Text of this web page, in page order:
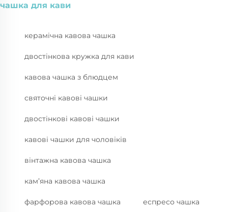
чашка для кави
керамічна кавова чашка
двостінкова кружка для кави
кавова чашка з блюдцем
святочні кавові чашки
двостінкові кавові чашки
кавові чашки для чоловіків
вінтажна кавова чашка
кам’яна кавова чашка
фарфорова кавова чашка еспресо чашка